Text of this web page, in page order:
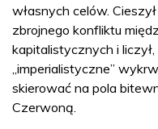
własnych celów.
zbrojnego konfliktu
kapitalistycznych i
„imperialistyczne”
skierować na pola
Czerwoną.